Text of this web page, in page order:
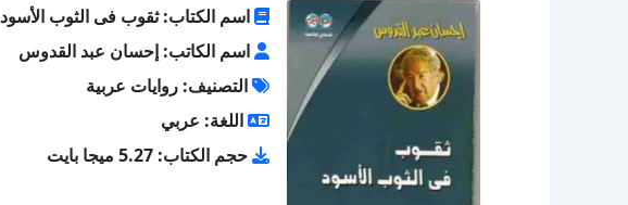
اسم الكتاب: ثقوب فى الثوب الأسود
اسم الكاتب: إحسان عبد القدوس
التصنيف: روايات عربية
اللغة: عربي
حجم الكتاب: 5.27 ميجا بايت